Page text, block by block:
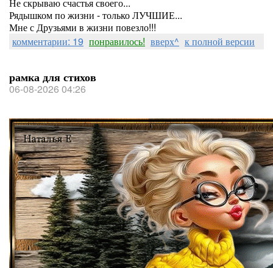
Рядышком по жизни - только ЛУЧШИЕ...
Мне с Друзьями в жизни повезло!!!
комментарии: 19 понравилось! вверх^ к полной версии
рамка для стихов
06-08-2026 04:26